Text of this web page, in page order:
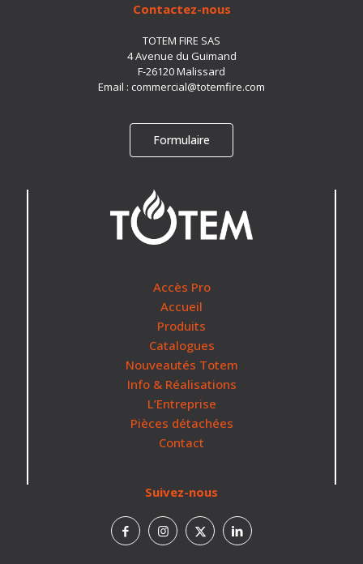
Contactez-nous
TOTEM FIRE SAS
4 Avenue du Guimand
F-26120 Malissard
Email : commercial@totemfire.com
Formulaire
Accès Pro
Accueil
Produits
Catalogues
Nouveautés Totem
Info & Réalisations
L’Entreprise
Pièces détachées
Contact
Suivez-nous